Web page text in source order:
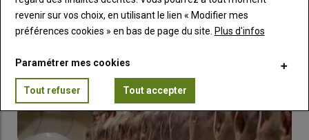
La production française de viande ovine ralentit
nettement en 2023
09 avril 2024
deuxième année consécutive.
revenir sur vos choix, en utilisant le lien « Modifier mes
préférences cookies » en bas de page du site. Plus d'infos
Paramétrer mes cookies
Tout refuser Tout accepter